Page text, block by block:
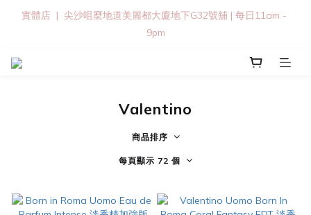
實體店  |  尖沙咀麼地道美麗都大廈地下G32號舖 | 每日11am -
9pm
Valentino
商品排序
每頁顯示 72 個